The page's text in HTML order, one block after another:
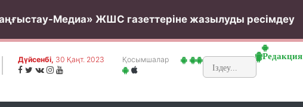
Медиа» ЖШС газеттеріне жазылуды ресімдеу
Дүйсенбі, 30 Қаңт. 2023 Қосымшалар Редакция